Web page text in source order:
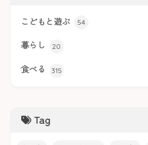
こどもと遊ぶ 54
暮らし 20
食べる 315
Tag